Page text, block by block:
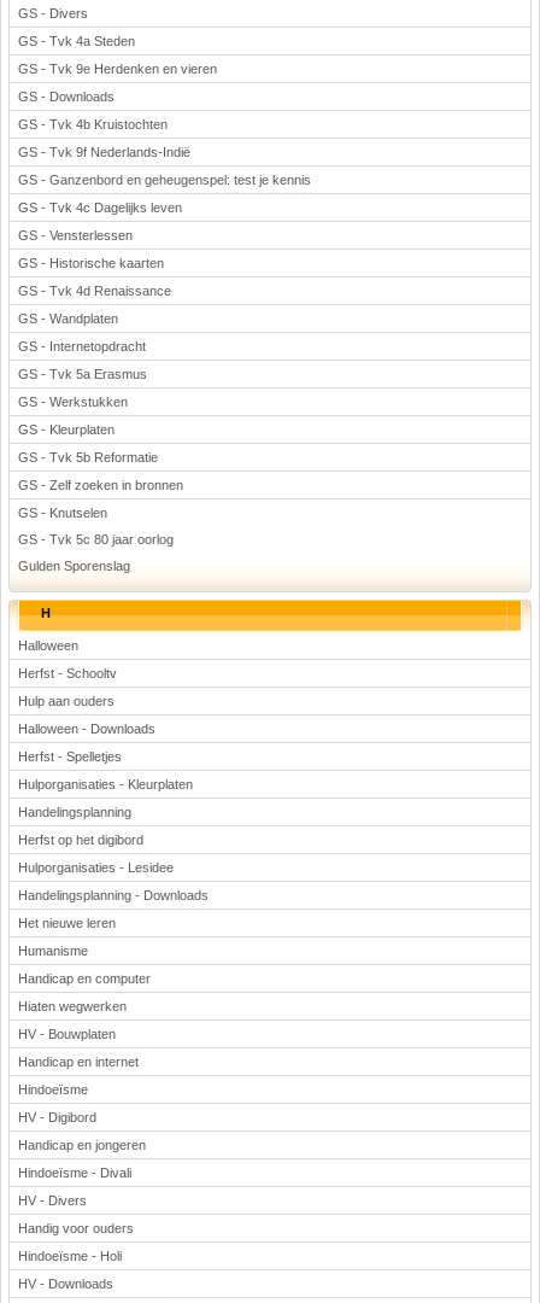
GS - Divers
GS - Tvk 4a Steden
GS - Tvk 9e Herdenken en vieren
GS - Downloads
GS - Tvk 4b Kruistochten
GS - Tvk 9f Nederlands-Indië
GS - Ganzenbord en geheugenspel: test je kennis
GS - Tvk 4c Dagelijks leven
GS - Vensterlessen
GS - Historische kaarten
GS - Tvk 4d Renaissance
GS - Wandplaten
GS - Internetopdracht
GS - Tvk 5a Erasmus
GS - Werkstukken
GS - Kleurplaten
GS - Tvk 5b Reformatie
GS - Zelf zoeken in bronnen
GS - Knutselen
GS - Tvk 5c 80 jaar oorlog
Gulden Sporenslag
H
Halloween
Herfst - Schooltv
Hulp aan ouders
Halloween - Downloads
Herfst - Spelletjes
Hulporganisaties - Kleurplaten
Handelingsplanning
Herfst op het digibord
Hulporganisaties - Lesidee
Handelingsplanning - Downloads
Het nieuwe leren
Humanisme
Handicap en computer
Hiaten wegwerken
HV - Bouwplaten
Handicap en internet
Hindoeïsme
HV - Digibord
Handicap en jongeren
Hindoeïsme - Divali
HV - Divers
Handig voor ouders
Hindoeïsme - Holi
HV - Downloads